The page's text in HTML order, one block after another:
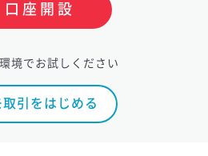
口座開設
境でお試しください
取引をはじめる